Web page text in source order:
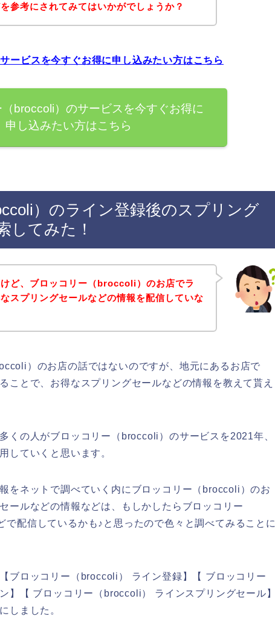
参考にされてみてはいかがでしょうか？
ービスを今すぐお得に申し込みたい方はこちら
broccoli）のサービスを今すぐお得に
申し込みたい方はこちら
）のライン登録後のスプリング
してみた！
ど、ブロッコリー（broccoli）のお店でラ
スプリングセールなどの情報を配信していな
）のお店の話ではないのですが、地元にあるお店で
ことで、お得なスプリングセールなどの情報を教えて貰え
くの人がブロッコリー（broccoli）のサービスを2021年、
していくと思います。
をネットで調べていく内にブロッコリー（broccoli）のお
ールなどの情報などは、もしかしたらブロッコリー
で配信しているかも♪と思ったので色々と調べてみることに
ブロッコリー（broccoli） ライン登録】【 ブロッコリー
】【 ブロッコリー（broccoli） ラインスプリングセール】
しました。